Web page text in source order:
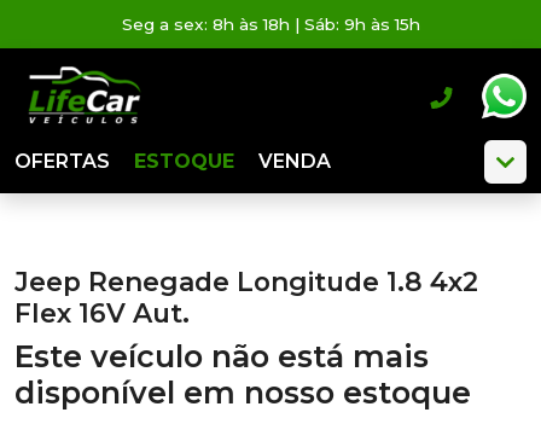
Seg a sex: 8h às 18h | Sáb: 9h às 15h
OFERTAS ESTOQUE VENDA
Jeep Renegade Longitude 1.8 4x2
Flex 16V Aut.
Este veículo não está mais
disponível em nosso estoque